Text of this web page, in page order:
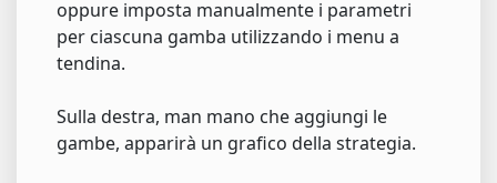
oppure imposta manualmente i parametri
per ciascuna gamba utilizzando i menu a
tendina.
Sulla destra, man mano che aggiungi le
gambe, apparirà un grafico della strategia.